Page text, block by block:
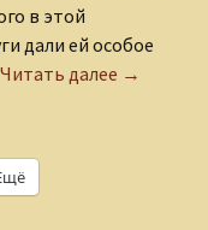
в этой
дали ей особое
Читать далее Что
→